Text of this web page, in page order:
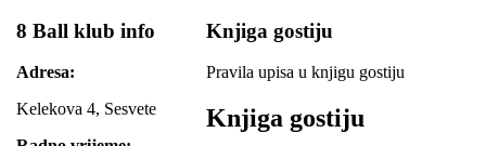
8 Ball klub info
Adresa:
Kelekova 4, Sesvete
Knjiga gostiju
Pravila upisa u knjigu gostiju
Knjiga gostiju